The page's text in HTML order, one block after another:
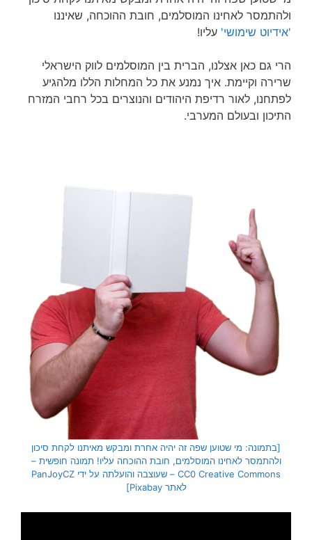
ולהתמסר לאחינו המוסלמים, חובת ההוכחה, שאיננו
'אידיוט שימושי' עליו!
הרי גם כאן אצלנו, הברית בין המוסלמים לווק הישראלי
שרירה וקיימת. איך נמנע את כל המחלות הללו מלהגיע
לפתחנו, לאור רדיפת היהודים והנוצרים בכל רחבי המזרח
התיכון ובעולם המערבי.
[בתמונה: מי שטוען שפה זה יהיה אחרת ומבקש מאיתנו לקחת סיכון
ולהתמסר לאחינו המוסלמים, חובת ההוכחה עליו! תמונה חופשית –
CC0 Creative Commons – שעוצבה והועלתה על ידי PanJoyCZ
לאתר Pixabay]